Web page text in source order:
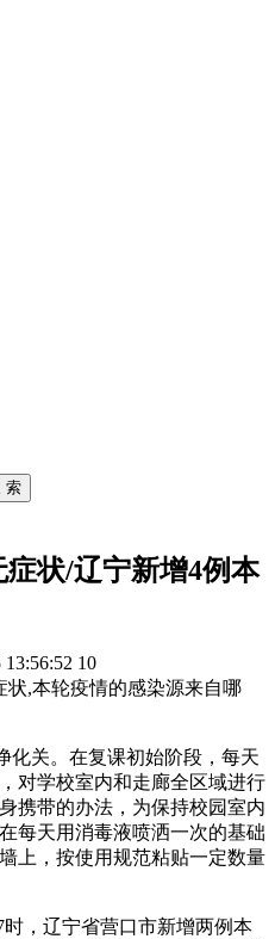
索
状/辽宁新增4例本
13:56:52 10
状,本轮疫情的感染源来自哪
化关。在复课初始阶段，每天
对学校室内和走廊全区域进行
携带的办法，为保持校园室内
每天用消毒液喷洒一次的基础
上，按使用规范粘贴一定数量
时，辽宁省营口市新增两例本